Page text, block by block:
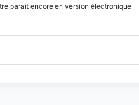
paraît encore en version électronique